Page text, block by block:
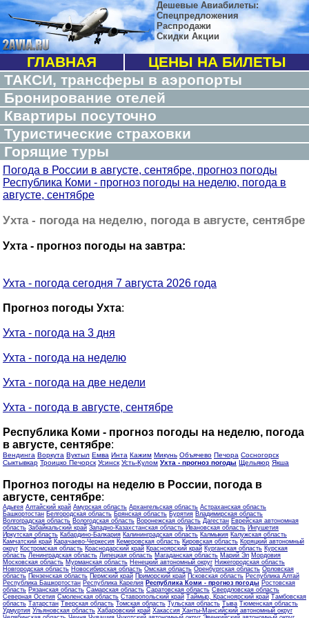
Дешевые Авиабилеты:
Спецпредложения
Распродажи
Скидки Акции
ГЛАВНАЯ
ЦЕНЫ НА БИЛЕТЫ
ТАКСИ, трансферы в аэропорты
Бронирование отелей
Квартиры посуточно
Туристические страховки
Горящие туры
Погода в России в августе, сентябре, прогноз погоды
Республика Коми - прогноз погоды на неделю, погода в
августе, сентябре
Ухта - погода на неделю, погода в августе, сентябре
Ухта - прогноз погоды на завтра:
Ухта - погода сегодня 7 августа 2026 года
Прогноз погоды Ухта:
Ухта - погода на 3 дня
Ухта - погода на неделю
Ухта - погода на две недели
Ухта - погода в августе, сентябре
Республика Коми - прогноз погоды на неделю, погода
в августе, сентябре:
Вендинга Воркута Вуктыл Емва Инта Кажим Микунь Объячево Печора Сосногорск
Сыктывкар Троицко Печорск Усинск Усть-Кулом Ухта - прогноз погоды Щельяюр Якша
Прогноз погоды на неделю в России, погода в
августе, сентябре:
Адыгея Алтайский край Амурская область Архангельская область Астраханская область
Башкортостан Белгородская область Брянская область Бурятия Владимирская область
Волгоградская область Вологодская область Воронежская область Дагестан Еврейская автономная
область Забайкальский край Западно-Казахстанская область Ивановская область Ингушетия
Иркутская область Кабардино-Балкария Калининградская область Калмыкия Калужская область
Камчатский край Карачаево-Черкесия Кемеровская область Кировская область Коряцкий автономный
округ Костромская область Краснодарский край Красноярский край Курганская область Курская
область Ленинградская область Липецкая область Магаданская область Марий Эл Мордовия
Московская область Мурманская область Ненецкий автономный округ Нижегородская область
Новгородская область Новосибирская область Омская область Оренбургская область Орловская
область Пензенская область Пермский край Приморский край Псковская область Республика Алтай
Республика Башкортостан Республика Карелия Республика Коми - прогноз погоды Ростовская
область Рязанская область Самарская область Саратовская область Свердловская область
Северная Осетия Смоленская область Ставропольский край Таймыр, Красноярский край Тамбовская
область Татарстан Тверская область Томская область Тульская область Тыва Тюменская область
Удмуртия Ульяновская область Хабаровский край Хакассия Ханты-Мансийский автономный округ